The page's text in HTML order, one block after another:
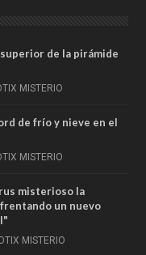
de la pirámide
MISTERIO
de frío y nieve en el
MISTERIO
misterioso la
un nuevo
MISTERIO